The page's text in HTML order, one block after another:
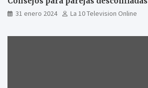
31 enero 2024 La 10 Television Online